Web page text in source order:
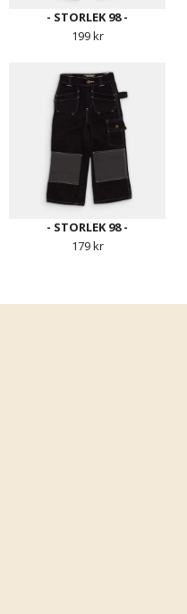
- STORLEK 98 -
199 kr
- STORLEK 98 -
179 kr